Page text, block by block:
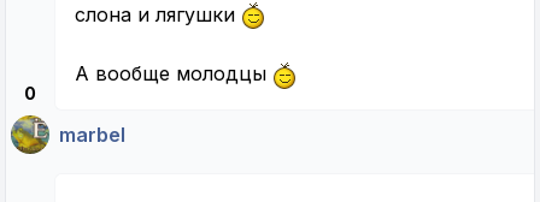
0
слона и лягушки
А вообще молодцы
marbel